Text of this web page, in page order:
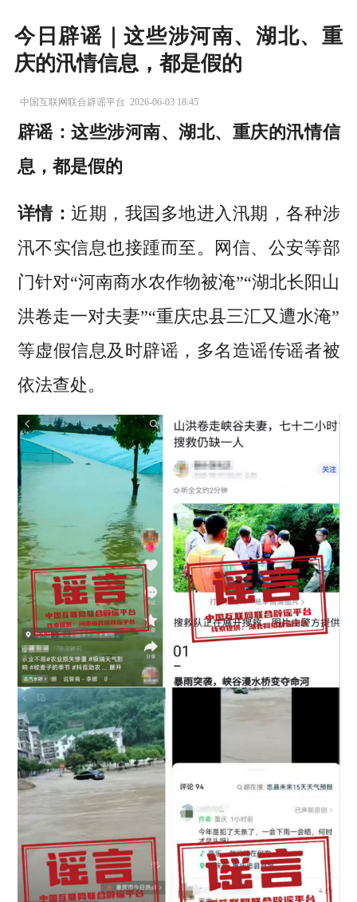
今日辟谣｜这些涉河南、湖北、重
庆的汛情信息，都是假的
中国互联网联合辟谣平台 2026-06-03 18:45
辟谣：这些涉河南、湖北、重庆的汛情信
息，都是假的
详情：近期，我国多地进入汛期，各种涉
汛不实信息也接踵而至。网信、公安等部
门针对“河南商水农作物被淹”“湖北长阳山
洪卷走一对夫妻”“重庆忠县三汇又遭水淹”
等虚假信息及时辟谣，多名造谣传谣者被
依法查处。